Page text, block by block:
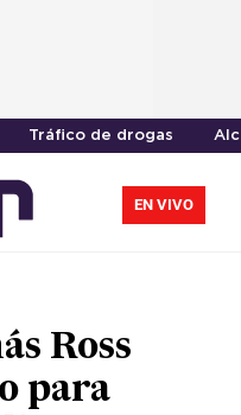
Tráfico de drogas
EN VIVO
Ross
para